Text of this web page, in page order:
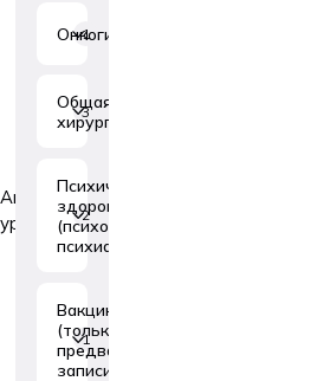
Андрология-
урология
Онкогинекология
1
Общая
хирургия
3
Психическое
здоровье
(психология,
психиатрия)
2
Вакцинация
(только по
предварительной
записи)
1